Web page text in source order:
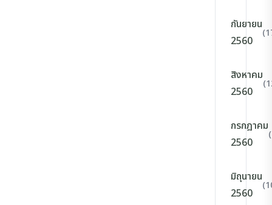
กันยายน
2560
สิงหาคม
2560
กรกฎาคม
2560
มิถุนายน
2560